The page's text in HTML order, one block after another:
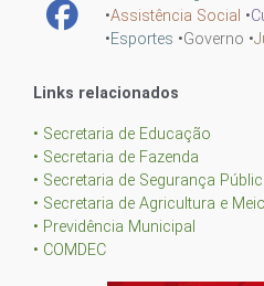
•Assistência Social •
•Esportes •Governo •
Links relacionados
• Secretaria de Educação
• Secretaria de Fazenda
• Secretaria de Segurança
• Secretaria de Agricultura e
• Previdência Municipal
• COMDEC